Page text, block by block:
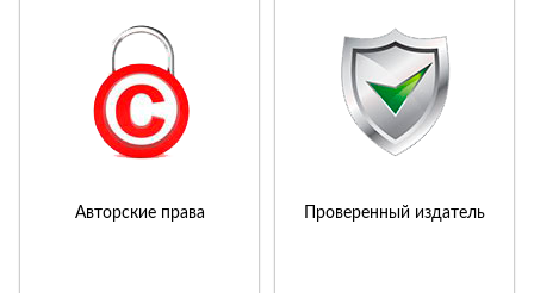
Авторские права Проверенный издатель